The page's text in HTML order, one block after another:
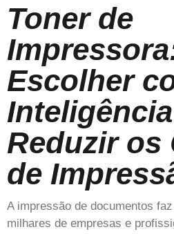
Toner de
Escolher
Reduzir os
de
A impressão de documentos
milhares de empresas e